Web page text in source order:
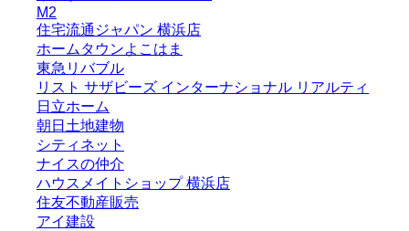
M2
住宅流通ジャパン 横浜店
ホームタウンよこはま
東急リバブル
リスト サザビーズ インターナショナル リアルティ
日立ホーム
朝日土地建物
シティネット
ナイスの仲介
ハウスメイトショップ 横浜店
住友不動産販売
アイ建設